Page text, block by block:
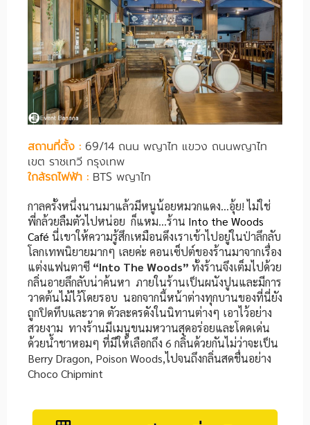
สถานที่ตั้ง : 69/14 ถนน พญาไท แขวง ถนนพญาไท
เขต ราชเทวี กรุงเทพ
ใกล้รถไฟฟ้า : BTS พญาไท
กาลครั้งหนึ่งนานมาแล้วมีหนูน้อยหมวกแดง…อุ้ย! ไม่ใช่
พี่กล้วยลืมตัวไปหน่อย ก็แหม…ร้าน Into the Woods
Café นี่เขาให้ความรู้สึกเหมือนดึงเราเข้าไปอยู่ในป่าลึกลับ
โลกเทพนิยายมากๆ เลยค่ะ คอนเซ็ปต์ของร้านมาจากเรื่อง
แต่งแฟนตาซี “Into The Woods” ทั้งร้านจึงเต็มไปด้วย
กลิ่นอายลึกลับน่าค้นหา ภายในร้านเป็นผนังปูนและมีการ
วาดต้นไม้ไว้โดยรอบ นอกจากนี้หน้าต่างทุกบานของที่นี่ยัง
ถูกปิดทึบและวาด ตัวละครดังในนิทานต่างๆ เอาไว้อย่าง
สวยงาม ทางร้านมีเมนูขนมหวานสุดอร่อยและโดดเด่น
ด้วยน้ำชาหอมๆ ที่มีให้เลือกถึง 6 กลิ่นด้วยกันไม่ว่าจะเป็น
Berry Dragon, Poison Woods,ไปจนถึงกลิ่นสดชื่นอย่าง
Choco Chipmint